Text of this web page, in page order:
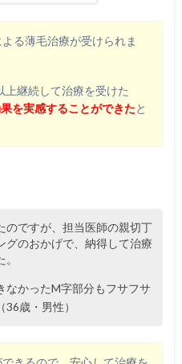
る薄毛治療が受けられま
継続して治療を受けた
を実感することができたと
のですが、担当医師の親切丁
グのおかげで、納得して治療
なかったM字部分もフサフサ
歳・男性）